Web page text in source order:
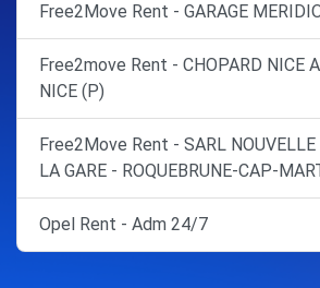
Free2Move Rent - GARAGE
Free2move Rent - CHOPARD NICE
NICE (P)
Free2Move Rent - SARL NOUVELLE
LA GARE - ROQUEBRUNE-CAP-
Opel Rent - Adm 24/7